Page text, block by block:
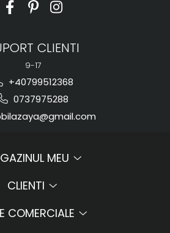
CLIENTI
9-17
+40799512368
0737975288
MEU
CLIENTI
COMERCIALE